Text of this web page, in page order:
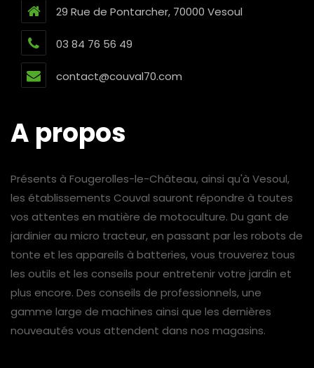
29 Rue de Pontarcher, 70000 Vesoul
03 84 76 56 49
contact@couval70.com
A propos
Présents à Fougerolles-le-Château, ainsi qu'à Vesoul,
les établissements Couval sauront répondre à toutes
vos attentes en matière de motoculture. Du gant de
jardinier au micro tracteur, en passant par les robots de
tonte et les appareils à batteries, vous trouverez tous
les outils et les conseils pour entretenir votre jardin et
plus encore. Des conseils de professionnels, une
gamme large de machines ainsi que les dernières
nouveautés vous attendent dans nos magasins.